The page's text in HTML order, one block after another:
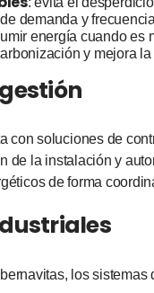
demanda y
energía cuando es
y mejora
con soluciones de
la instalación y
de forma
los